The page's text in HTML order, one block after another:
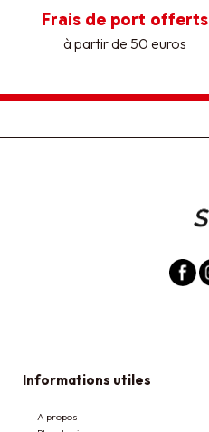
Frais de port offerts
à partir de 50 euros
Informations utiles
A propos